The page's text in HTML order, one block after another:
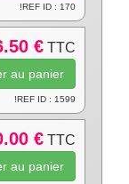
!REF ID : 170
€ TTC
!REF ID : 1599
€ TTC